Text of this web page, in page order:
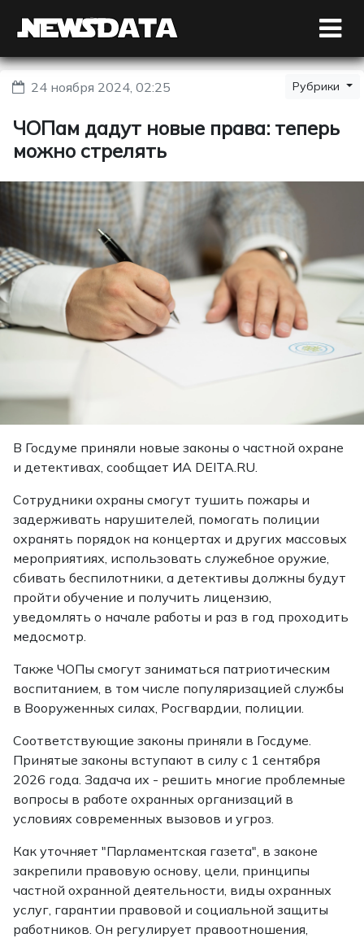
24 ноября 2024, 02:25 Рубрики
ЧОПам дадут новые права: теперь
можно стрелять
В Госдуме приняли новые законы о частной охране
и детективах, сообщает ИА DEITA.RU.
Сотрудники охраны смогут тушить пожары и
задерживать нарушителей, помогать полиции
охранять порядок на концертах и других массовых
мероприятиях, использовать служебное оружие,
сбивать беспилотники, а детективы должны будут
пройти обучение и получить лицензию,
уведомлять о начале работы и раз в год проходить
медосмотр.
Также ЧОПы смогут заниматься патриотическим
воспитанием, в том числе популяризацией службы
в Вооруженных силах, Росгвардии, полиции.
Соответствующие законы приняли в Госдуме.
Принятые законы вступают в силу с 1 сентября
2026 года. Задача их - решить многие проблемные
вопросы в работе охранных организаций в
условиях современных вызовов и угроз.
Как уточняет "Парламентская газета", в законе
закрепили правовую основу, цели, принципы
частной охранной деятельности, виды охранных
услуг, гарантии правовой и социальной защиты
работников. Он регулирует правоотношения,